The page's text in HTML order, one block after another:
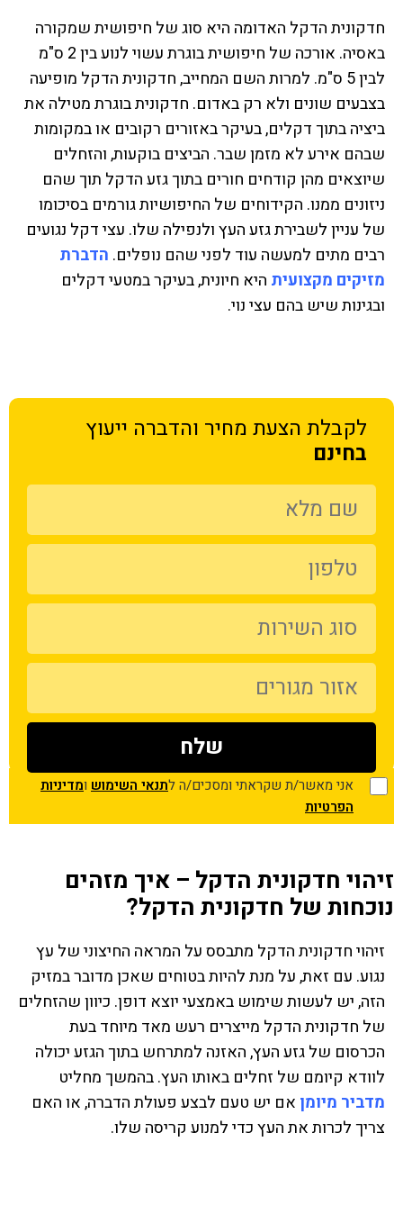
חדקונית הדקל האדומה היא סוג של חיפושית שמקורה
באסיה. אורכה של חיפושית בוגרת עשוי לנוע בין 2 ס"מ
לבין 5 ס"מ. למרות השם המחייב, חדקונית הדקל מופיעה
בצבעים שונים ולא רק באדום. חדקונית בוגרת מטילה את
ביציה בתוך דקלים, בעיקר באזורים רקובים או במקומות
שבהם אירע לא מזמן שבר. הביצים בוקעות, והזחלים
שיוצאים מהן קודחים חורים בתוך גזע הדקל תוך שהם
ניזונים ממנו. הקידוחים של החיפושיות גורמים בסיכומו
של עניין לשבירת גזע העץ ולנפילה שלו. עצי דקל נגועים
רבים מתים למעשה עוד לפני שהם נופלים. הדברת
מזיקים מקצועית היא חיונית, בעיקר במטעי דקלים
ובגינות שיש בהם עצי נוי.
לקבלת הצעת מחיר והדברה ייעוץ
בחינם
אני מאשר/ת שקראתי ומסכים/ה לתנאי השימוש ומדיניות
הפרטיות
זיהוי חדקונית הדקל – איך מזהים
נוכחות של חדקונית הדקל?
זיהוי חדקונית הדקל מתבסס על המראה החיצוני של עץ
נגוע. עם זאת, על מנת להיות בטוחים שאכן מדובר במזיק
הזה, יש לעשות שימוש באמצעי יוצא דופן. כיוון שהזחלים
של חדקונית הדקל מייצרים רעש מאד מיוחד בעת
הכרסום של גזע העץ, האזנה למתרחש בתוך הגזע יכולה
לוודא קיומם של זחלים באותו העץ. בהמשך מחליט
מדביר מיומן אם יש טעם לבצע פעולת הדברה, או האם
צריך לכרות את העץ כדי למנוע קריסה שלו.